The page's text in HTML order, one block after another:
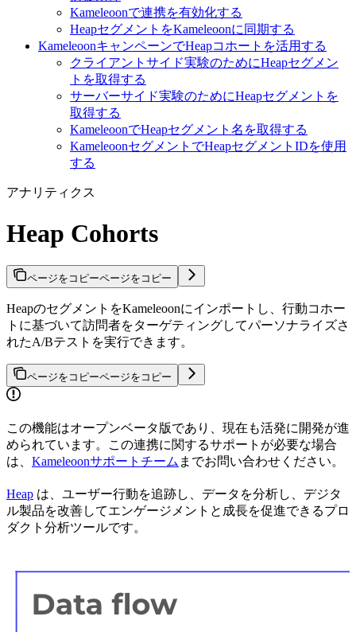
Kameleoonで連携を有効化する
HeapセグメントをKameleoonに同期する
KameleoonキャンペーンでHeapコホートを活用する
クライアントサイド実験のためにHeapセグメン
トを取得する
サーバーサイド実験のためにHeapセグメントを
取得する
KameleoonでHeapセグメント名を取得する
KameleoonセグメントでHeapセグメントIDを使用
する
アナリティクス
Heap Cohorts
ページをコピーページをコピー
HeapのセグメントをKameleoonにインポートし、行動コホー
トに基づいて訪問者をターゲティングしてパーソナライズさ
れたA/Bテストを実行できます。
ページをコピーページをコピー
この機能はオープンベータ版であり、現在も活発に開発が進
められています。この連携に関するサポートが必要な場合
は、 Kameleoonサポートチーム までお問い合わせください。
Heap は、ユーザー行動を追跡し、データを分析し、デジタ
ル製品を改善してエンゲージメントと成長を促進できるプロ
ダクト分析ツールです。